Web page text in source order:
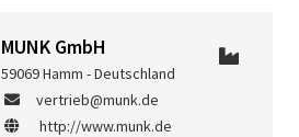
MUNK GmbH
59069 Hamm - Deutschland
vertrieb@munk.de
http://www.munk.de